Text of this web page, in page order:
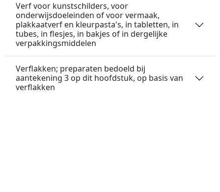
Verf voor kunstschilders, voor
onderwijsdoeleinden of voor vermaak,
plakkaatverf en kleurpasta's, in tabletten, in
tubes, in flesjes, in bakjes of in dergelijke
verpakkingsmiddelen
Verflakken; preparaten bedoeld bij
aantekening 3 op dit hoofdstuk, op basis van
verflakken